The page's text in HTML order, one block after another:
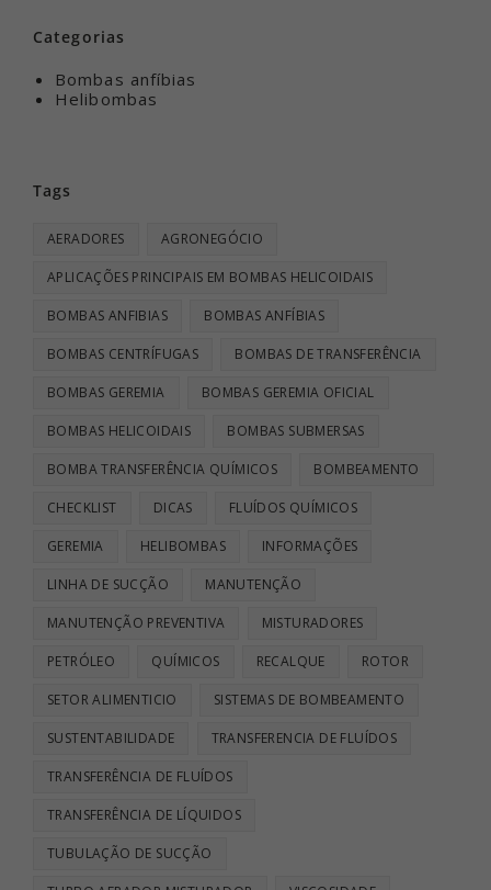
Categorias
Bombas anfíbias
Helibombas
Tags
AERADORES AGRONEGÓCIO
APLICAÇÕES PRINCIPAIS EM BOMBAS HELICOIDAIS
BOMBAS ANFIBIAS BOMBAS ANFÍBIAS
BOMBAS CENTRÍFUGAS BOMBAS DE TRANSFERÊNCIA
BOMBAS GEREMIA BOMBAS GEREMIA OFICIAL
BOMBAS HELICOIDAIS BOMBAS SUBMERSAS
BOMBA TRANSFERÊNCIA QUÍMICOS BOMBEAMENTO
CHECKLIST DICAS FLUÍDOS QUÍMICOS
GEREMIA HELIBOMBAS INFORMAÇÕES
LINHA DE SUCÇÃO MANUTENÇÃO
MANUTENÇÃO PREVENTIVA MISTURADORES
PETRÓLEO QUÍMICOS RECALQUE ROTOR
SETOR ALIMENTICIO SISTEMAS DE BOMBEAMENTO
SUSTENTABILIDADE TRANSFERENCIA DE FLUÍDOS
TRANSFERÊNCIA DE FLUÍDOS
TRANSFERÊNCIA DE LÍQUIDOS
TUBULAÇÃO DE SUCÇÃO